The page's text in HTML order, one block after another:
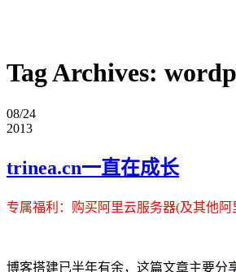
Tag Archives:
08/24
2013
trinea.cn一直在成长
专属福利 ：购买阿里云服务器(及其他
博客搭建已半年有余，这篇文章主要分